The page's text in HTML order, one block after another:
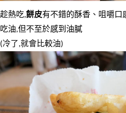
趁熱吃,餅皮有不錯的酥香、咀嚼口
吃油,但不至於感到油膩
(冷了,就會比較油)